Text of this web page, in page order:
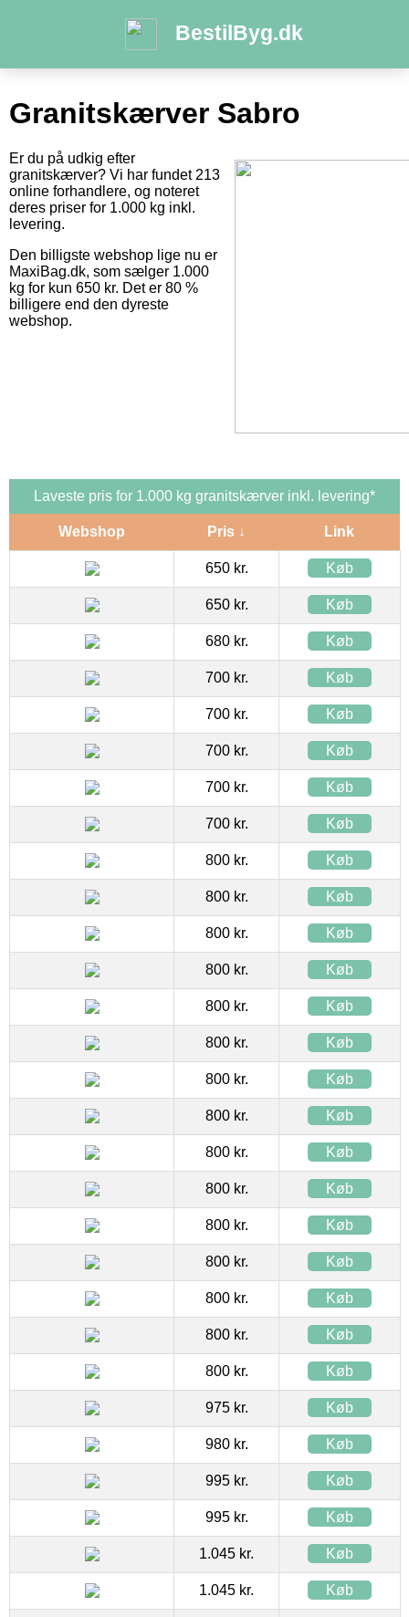
BestilByg.dk
Granitskærver Sabro
Er du på udkig efter
granitskærver? Vi har fundet 213
online forhandlere, og noteret
deres priser for 1.000 kg inkl.
levering.
Den billigste webshop lige nu er
MaxiBag.dk, som sælger 1.000
kg for kun 650 kr. Det er 80 %
billigere end den dyreste
webshop.
Laveste pris for 1.000 kg granitskærver inkl. levering*
Webshop Pris ↓ Link
650 kr. Køb
650 kr. Køb
680 kr. Køb
700 kr. Køb
700 kr. Køb
700 kr. Køb
700 kr. Køb
700 kr. Køb
800 kr. Køb
800 kr. Køb
800 kr. Køb
800 kr. Køb
800 kr. Køb
800 kr. Køb
800 kr. Køb
800 kr. Køb
800 kr. Køb
800 kr. Køb
800 kr. Køb
800 kr. Køb
800 kr. Køb
800 kr. Køb
800 kr. Køb
975 kr. Køb
980 kr. Køb
995 kr. Køb
995 kr. Køb
1.045 kr. Køb
1.045 kr. Køb